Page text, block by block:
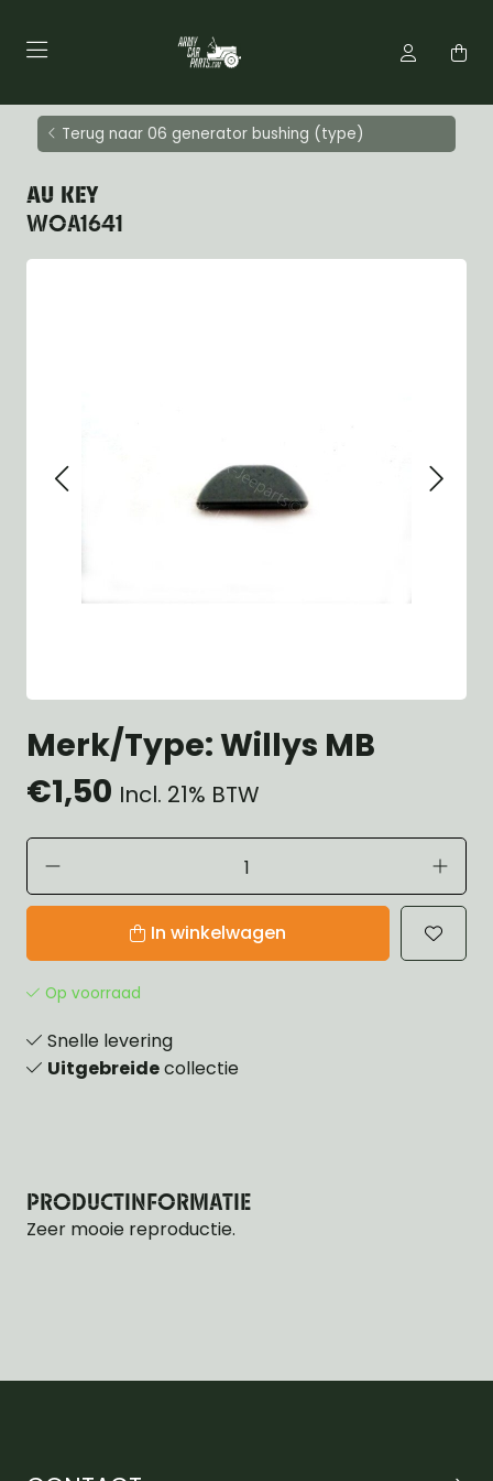
Terug naar 06 generator bushing (type)
AU KEY
WOA1641
Merk/Type: Willys MB
€1,50 Incl. 21% BTW
In winkelwagen
Op voorraad
Snelle levering
Uitgebreidecollectie
PRODUCTINFORMATIE
Zeer mooie reproductie.